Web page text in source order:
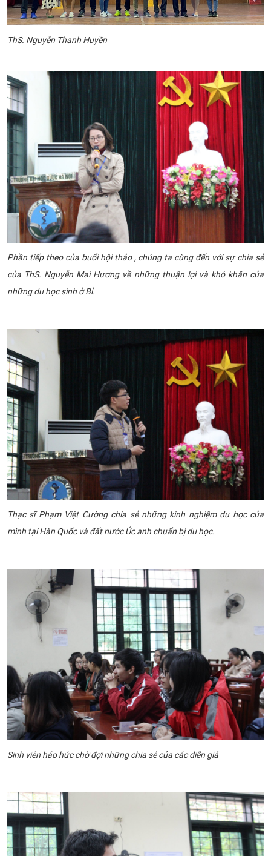
ThS. Nguyễn Thanh Huyền
Phần tiếp theo của buổi hội thảo , chúng ta cùng đến với sự chia sẻ
của ThS. Nguyễn Mai Hương về những thuận lợi và khó khăn của
những du học sinh ở Bỉ.
Thạc sĩ Phạm Việt Cường chia sẻ những kinh nghiệm du học của
mình tại Hàn Quốc và đất nước Úc anh chuẩn bị du học.
Sinh viên háo hức chờ đợi những chia sẻ của các diễn giả